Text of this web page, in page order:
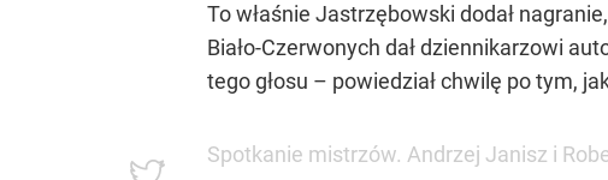
To właśnie Jastrzębowski dodał
Biało-Czerwonych dał dziennikarzowi
tego głosu – powiedział chwilę po tym,
Spotkanie mistrzów. Andrzej Janisz i